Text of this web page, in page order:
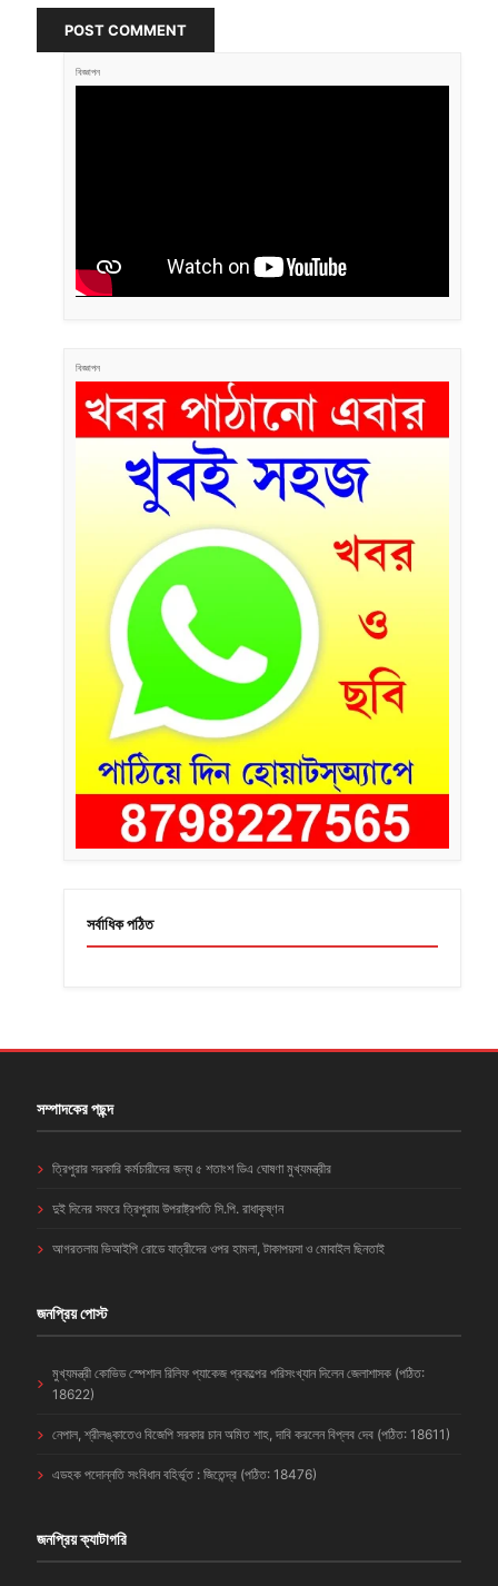
POST COMMENT
বিজ্ঞাপন
বিজ্ঞাপন
সর্বাধিক পঠিত
সম্পাদকের পছন্দ
ত্রিপুরার সরকারি কর্মচারীদের জন্য ৫ শতাংশ ডিএ ঘোষণা মুখ্যমন্ত্রীর
দুই দিনের সফরে ত্রিপুরায় উপরাষ্ট্রপতি সি.পি. রাধাকৃষ্ণন
আগরতলায় ভিআইপি রোডে যাত্রীদের ওপর হামলা, টাকাপয়সা ও মোবাইল ছিনতাই
জনপ্রিয় পোস্ট
মুখ্যমন্ত্রী কোভিড স্পেশাল রিলিফ প্যাকেজ প্রকল্পের পরিসংখ্যান দিলেন জেলাশাসক (পঠিত:
18622)
নেপাল, শ্রীলঙ্কাতেও বিজেপি সরকার চান অমিত শাহ, দাবি করলেন বিপ্লব দেব (পঠিত: 18611)
এডহক পদোন্নতি সংবিধান বহির্ভূত : জিতেন্দ্র (পঠিত: 18476)
জনপ্রিয় ক্যাটাগরি